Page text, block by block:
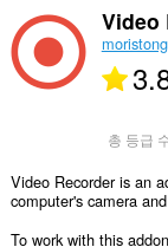
Video
moristong
총 등급
Video Recorder is an
computer's camera
To work with this